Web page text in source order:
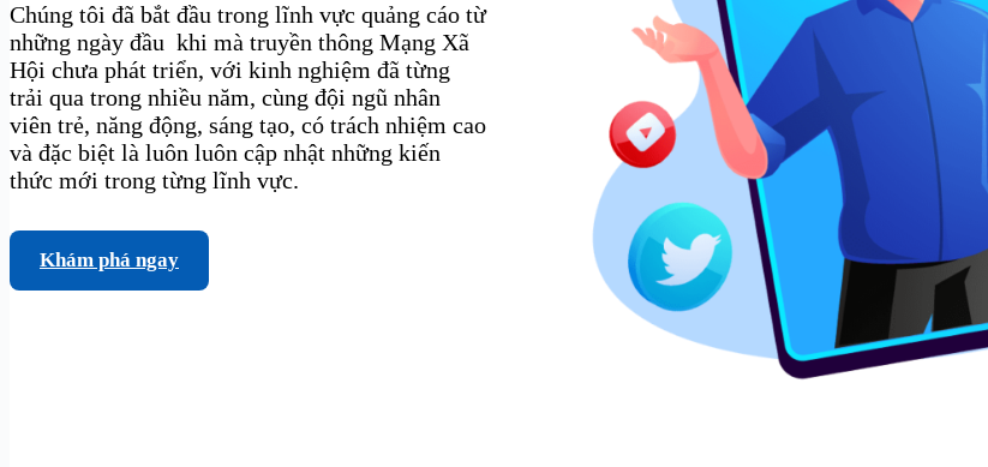
Chúng tôi đã bắt đầu trong lĩnh vực quảng cáo từ
những ngày đầu khi mà truyền thông Mạng Xã
Hội chưa phát triển, với kinh nghiệm đã từng
trải qua trong nhiều năm, cùng đội ngũ nhân
viên trẻ, năng động, sáng tạo, có trách nhiệm cao
và đặc biệt là luôn luôn cập nhật những kiến
thức mới trong từng lĩnh vực.
Khám phá ngay